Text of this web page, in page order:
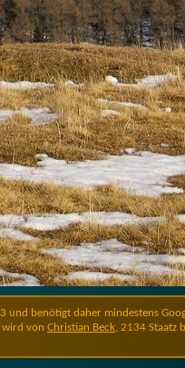
benötigt daher mindestens
wird von Christian Beck, 2134 Staatz